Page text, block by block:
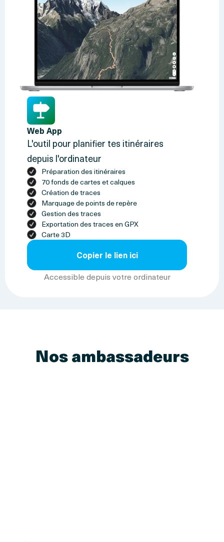
Web App
L'outil pour planifier tes itinéraires
depuis l'ordinateur
Préparation des itinéraires
70 fonds de cartes et calques
Création de traces
Marquage de points de repère
Gestion des traces
Exportation des traces en GPX
Carte 3D
Copier le lien ici
Accessible depuis votre ordinateur
Nos ambassadeurs